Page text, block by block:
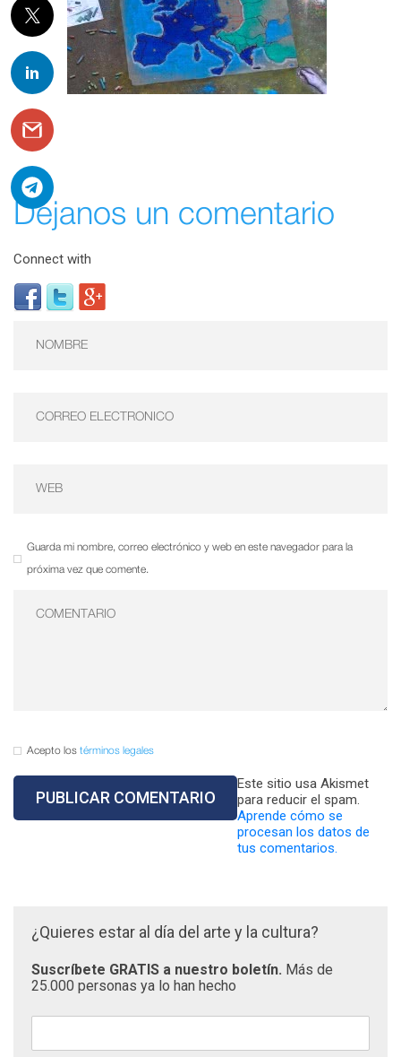
Déjanos un comentario
Connect with
Guarda mi nombre, correo electrónico y web en este navegador para la
próxima vez que comente.
Acepto los términos legales
Este sitio usa Akismet
para reducir el spam.
Aprende cómo se
procesan los datos de
tus comentarios.
¿Quieres estar al día del arte y la cultura?
Suscríbete GRATIS a nuestro boletín. Más de
25.000 personas ya lo han hecho